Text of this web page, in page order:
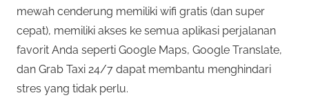
mewah cenderung memiliki wifi gratis (dan super
cepat), memiliki akses ke semua aplikasi perjalanan
favorit Anda seperti Google Maps, Google Translate,
dan Grab Taxi 24/7 dapat membantu menghindari
stres yang tidak perlu.